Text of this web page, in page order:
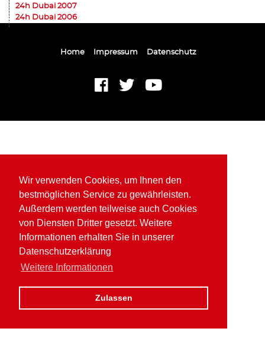
Wir verwenden Cookies, um Ihnen den
bestmöglichen Service zu gewährleisten.
Außerdem werden teilweise auch Cookies
von Diensten Dritter gesetzt. Weitere
Informationen erhalten Sie in unserer
Datenschutzerklärung
Weitere Informationen
Zulassen
24h Dubai 2007
24h Dubai 2006
Home Impressum Datenschutz